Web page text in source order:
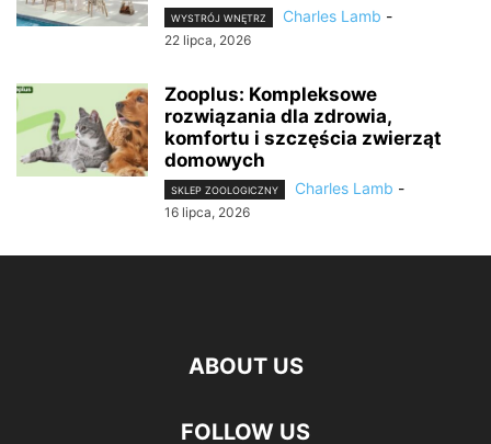
WYSTRÓJ WNĘTRZ Charles Lamb -
22 lipca, 2026
Zooplus: Kompleksowe
rozwiązania dla zdrowia,
komfortu i szczęścia zwierząt
domowych
SKLEP ZOOLOGICZNY Charles Lamb -
16 lipca, 2026
ABOUT US
FOLLOW US